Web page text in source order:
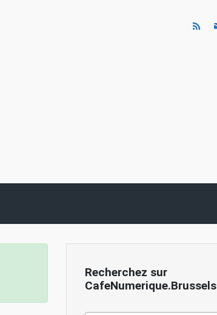
Recherchez sur
CafeNumerique.Brussels